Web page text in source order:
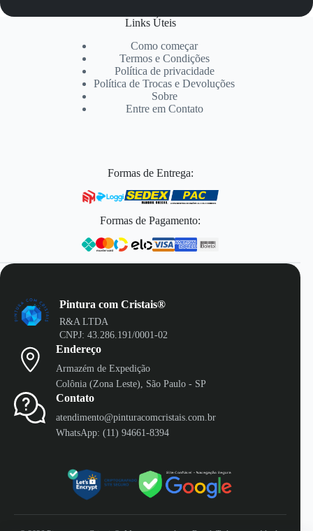
Links Úteis
Como começar
Termos e Condições
Política de privacidade
Política de Trocas e Devoluções
Sobre
Entre em Contato
Formas de Entrega:
Formas de Pagamento:
Pintura com Cristais®
R&A LTDA
CNPJ: 43.286.191/0001-02
Endereço
Armazém de Expedição
Colônia (Zona Leste), São Paulo - SP
Contato
atendimento@pinturacomcristais.com.br
WhatsApp: (11) 94661-8394